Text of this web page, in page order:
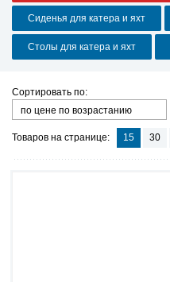
Сиденья для катера и яхт
Столы для катера и яхт
Сортировать по:
по цене по возрастанию
Товаров на странице: 15 30